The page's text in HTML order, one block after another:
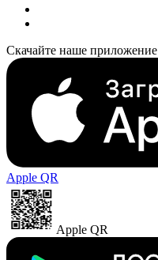
Скачайте наше приложение
Apple QR
Apple QR